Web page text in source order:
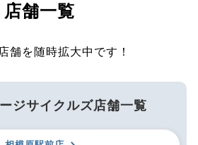
店舗一覧
舗を随時拡大中です！
ジサイクルズ店舗一覧